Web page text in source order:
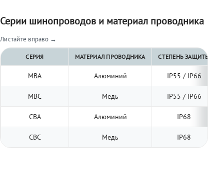
Серии шинопроводов и материал проводника
Листайте вправо →
СЕРИЯ МАТЕРИАЛ ПРОВОДНИКА СТЕПЕНЬ ЗАЩИТЫ
МВА Алюминий IP55 / IP66
МВС Медь IP55 / IP66
СВА Алюминий IP68
СВС Медь IP68